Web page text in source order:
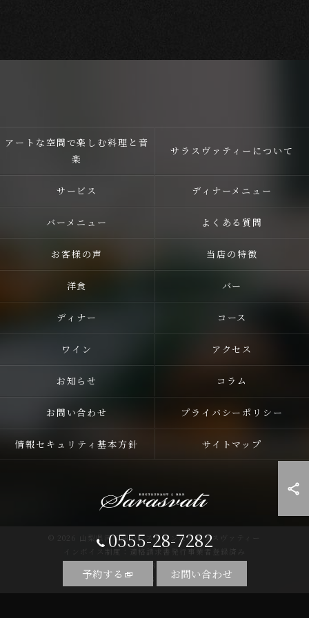
0555-28-7282
予約する お問い合わせ
アートな空間で楽しむ料理と音
楽
サラスヴァティーについて
サービス ディナーメニュー
バーメニュー よくある質問
お客様の声 当店の特徴
洋食 バー
ディナー コース
ワイン アクセス
お知らせ コラム
お問い合わせ プライバシーポリシー
情報セキュリティ基本方針 サイトマップ
© 2026 山梨県河口湖のレストランならサラスヴァティー
インボイス制度：適格請求書発行事業者登録済み
ALL RIGHTS RESERVED.